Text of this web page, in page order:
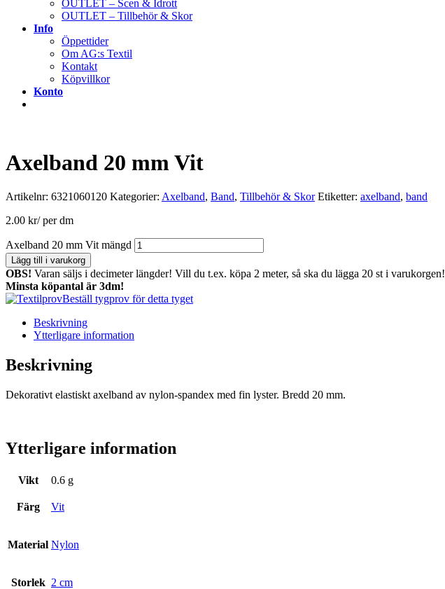
OUTLET – Scen & Idrott
OUTLET – Tillbehör & Skor
Info
Öppettider
Om AG:s Textil
Kontakt
Köpvillkor
Konto
Axelband 20 mm Vit
Artikelnr: 6321060120 Kategorier: Axelband, Band, Tillbehör & Skor Etiketter: axelband, band
2.00 kr/ per dm
Axelband 20 mm Vit mängd
Lägg till i varukorg
OBS! Varan säljs i decimeter längder! Vill du t.ex. köpa 2 meter, så ska du lägga 20 st i varukorgen!
Minsta köpantal är 3dm!
Beställ tygprov för detta tyget
Beskrivning
Ytterligare information
Beskrivning
Dekorativt elastiskt axelband av nylon-spandex med fin lyster. Bredd 20 mm.
Ytterligare information
Vikt 0.6 g
Färg Vit
Material Nylon
Storlek 2 cm